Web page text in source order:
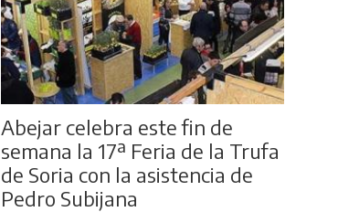
Abejar celebra este fin de
semana la 17ª Feria de la Trufa
de Soria con la asistencia de
Pedro Subijana